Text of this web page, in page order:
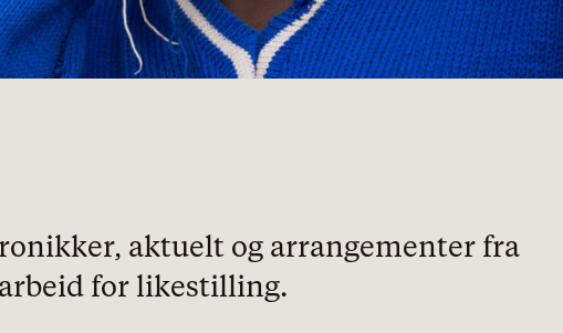
aktuelt og arrangementer fra
for likestilling.